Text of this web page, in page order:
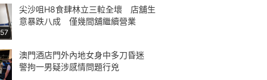
尖沙咀H8食肆林立三𨋢全壞 店舖生
意暴跌八成 僅幾間舖繼續營業
澳門酒店門外內地女身中多刀昏迷
警拘一男疑涉感情問題行兇